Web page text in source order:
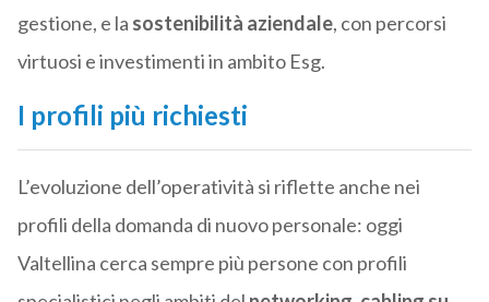
gestione, e la sostenibilità aziendale, con percorsi
virtuosi e investimenti in ambito Esg.
I profili più richiesti
L’evoluzione dell’operatività si riflette anche nei
profili della domanda di nuovo personale: oggi
Valtellina cerca sempre più persone con profili